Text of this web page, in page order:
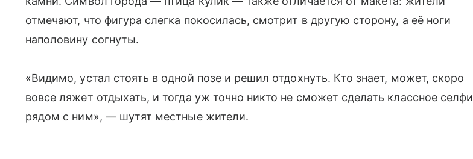
отмечают, что фигура слегка покосилась, смотрит в другую сторону, а её ноги
наполовину согнуты.
«Видимо, устал стоять в одной позе и решил отдохнуть. Кто знает, может, скоро
вовсе ляжет отдыхать, и тогда уж точно никто не сможет сделать классное селфи
рядом с ним», — шутят местные жители.